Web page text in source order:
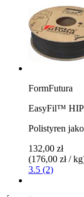
FormFutura
EasyFil™
Polistyren
132,00 zł
(176,00 zł /
3.5 (2)